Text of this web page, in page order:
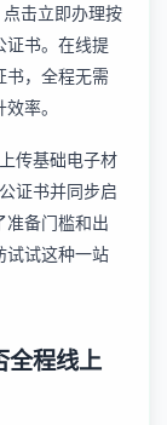
点击立即办理按
证书。在线提
书，全程无需
率。
传基础电子材
证书并同步启
准备门槛和出
试试这种一站
全程线上